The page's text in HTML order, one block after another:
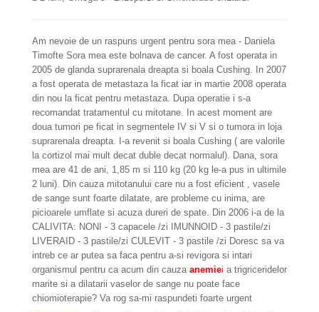
Am nevoie de un raspuns urgent pentru sora mea - Daniela
Timofte Sora mea este bolnava de cancer. A fost operata in
2005 de glanda suprarenala dreapta si boala Cushing. In 2007
a fost operata de metastaza la ficat iar in martie 2008 operata
din nou la ficat pentru metastaza. Dupa operatie i s-a
recomandat tratamentul cu mitotane. In acest moment are
doua tumori pe ficat in segmentele IV si V si o tumora in loja
suprarenala dreapta. I-a revenit si boala Cushing ( are valorile
la cortizol mai mult decat duble decat normalul). Dana, sora
mea are 41 de ani, 1,85 m si 110 kg (20 kg le-a pus in ultimile
2 luni). Din cauza mitotanului care nu a fost eficient , vasele
de sange sunt foarte dilatate, are probleme cu inima, are
picioarele umflate si acuza dureri de spate. Din 2006 i-a de la
CALIVITA: NONI - 3 capacele /zi IMUNNOID - 3 pastile/zi
LIVERAID - 3 pastile/zi CULEVIT - 3 pastile /zi Doresc sa va
intreb ce ar putea sa faca pentru a-si revigora si intari
organismul pentru ca acum din cauza anemiei a trigriceridelor
marite si a dilatarii vaselor de sange nu poate face
chiomioterapie? Va rog sa-mi raspundeti foarte urgent